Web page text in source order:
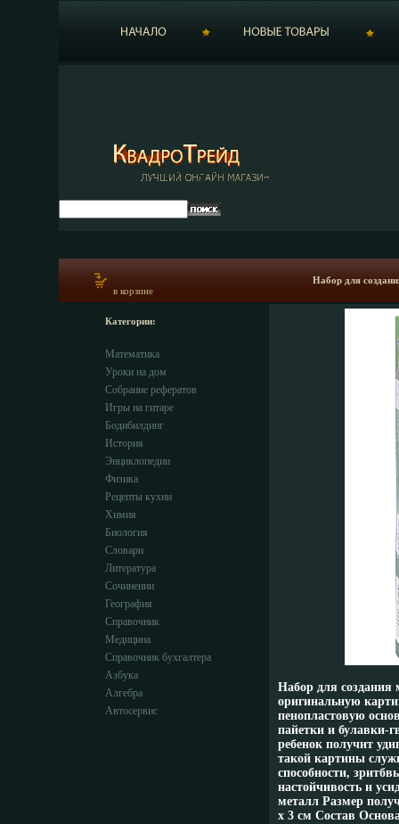
в корзине
Набор для
Категории:
Математика
Уроки на дом
Собрание рефератов
Игры на гитаре
Бодибилдинг
История
Энциклопедии
Физика
Рецепты кухни
Химия
Биология
Словари
Литература
Сочинении
География
Справочник
Медицина
Справочник бухгалтера
Азбука
Алгебра
Автосервис
Набор для создания
оригинальную
пенопластовую
пайетки и булавки-
ребенок получит
такой картины
способности,
настойчивость и
металл Размер
х 3 см Состав